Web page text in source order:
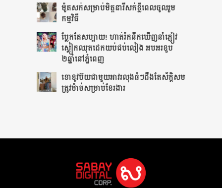
ម៉ូតសក់សម្រាប់មិត្តនារីសក់ខ្លីពេលចូលរួម
កម្មវិធី
ប្លែកតែសប្បាយ! ហាត់រ៉កនឹកឃើញនាំភ្ញៀវ
ស្លៀកឈុតដេកយប់ជប់លៀង អបអរខួប
២ឆ្នាំនៅភ្នំពេញ
ខោខូវប៊យជាមួយអាវរលុងធំៗដឹងតែ​ស័ក្ដិសម​
ត្រូវម៉ាច់សម្រាប់ខែរងារ